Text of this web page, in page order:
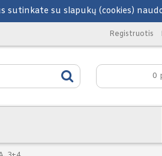
sutinkate su slapukų (cookies)
Registruotis
0